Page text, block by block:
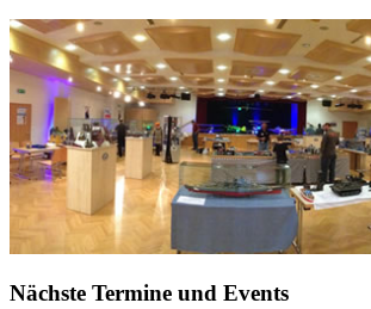
Nächste Termine und Events